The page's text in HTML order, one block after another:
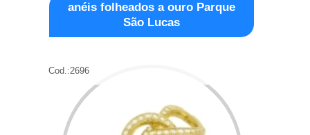
anéis folheados a ouro Parque
São Lucas
Cod.:2696